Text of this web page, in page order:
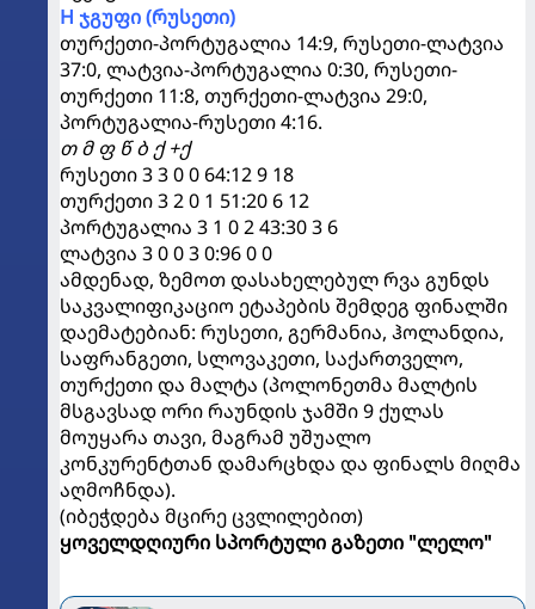
H ჯგუფი (რუსეთი)
თურქეთი-პორტუგალია 14:9, რუსეთი-ლატვია
37:0, ლატვია-პორტუგალია 0:30, რუსეთი-
თურქეთი 11:8, თურქეთი-ლატვია 29:0,
პორტუგალია-რუსეთი 4:16.
თ მ ფ წ ბ ქ +ქ
რუსეთი 3 3 0 0 64:12 9 18
თურქეთი 3 2 0 1 51:20 6 12
პორტუგალია 3 1 0 2 43:30 3 6
ლატვია 3 0 0 3 0:96 0 0
ამდენად, ზემოთ დასახელებულ რვა გუნდს
საკვალიფიკაციო ეტაპების შემდეგ ფინალში
დაემატებიან: რუსეთი, გერმანია, ჰოლანდია,
საფრანგეთი, სლოვაკეთი, საქართველო,
თურქეთი და მალტა (პოლონეთმა მალტის
მსგავსად ორი რაუნდის ჯამში 9 ქულას
მოუყარა თავი, მაგრამ უშუალო
კონკურენტთან დამარცხდა და ფინალს მიღმა
აღმოჩნდა).
(იბეჭდება მცირე ცვლილებით)
ყოველდღიური სპორტული გაზეთი "ლელო"